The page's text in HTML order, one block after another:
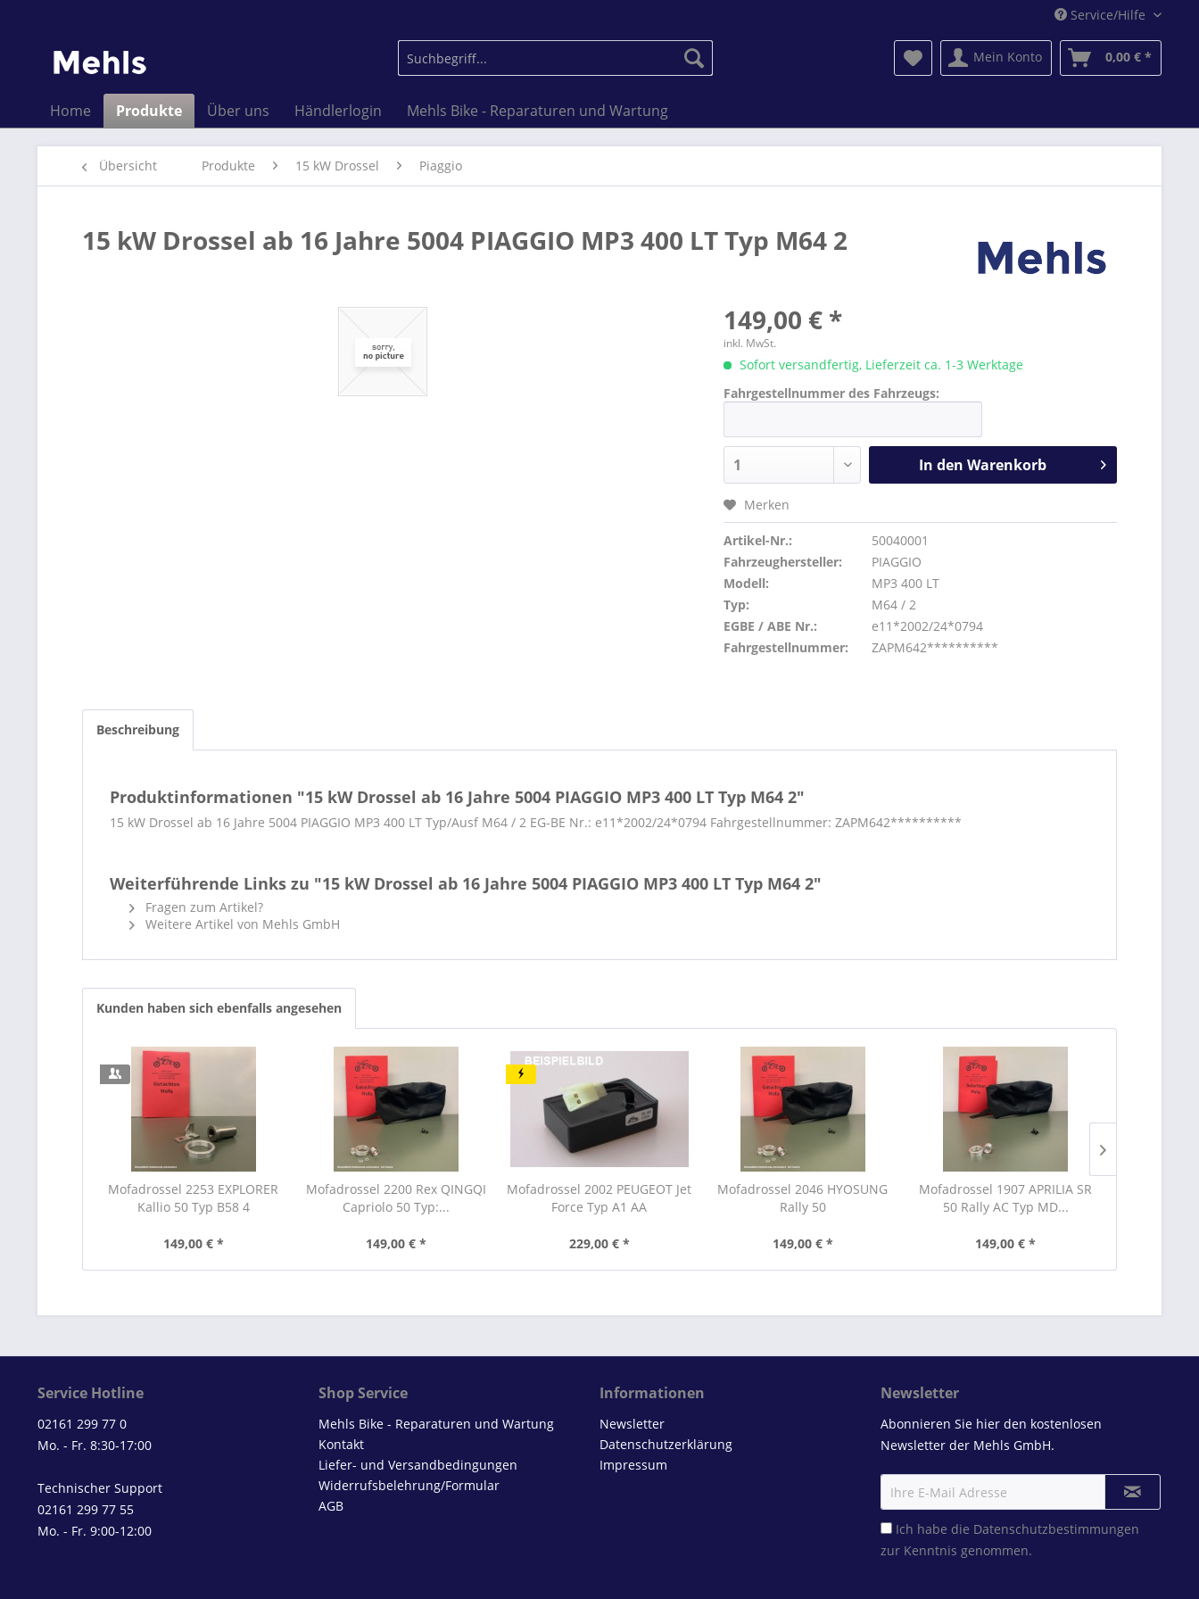
Service/Hilfe
Mein Konto 0,00 € *
Home Produkte Über uns Händlerlogin Mehls Bike - Reparaturen und Wartung
Übersicht Produkte 15 kW Drossel Piaggio
15 kW Drossel ab 16 Jahre 5004 PIAGGIO MP3 400 LT Typ M64 2
149,00 € *
inkl. MwSt.
Sofort versandfertig, Lieferzeit ca. 1-3 Werktage
Fahrgestellnummer des Fahrzeugs:
In den Warenkorb
Merken
Artikel-Nr.:
50040001
Fahrzeughersteller:
PIAGGIO
Modell:
MP3 400 LT
Typ:
M64 / 2
EGBE / ABE Nr.:
e11*2002/24*0794
Fahrgestellnummer:
ZAPM642**********
Beschreibung
Produktinformationen "15 kW Drossel ab 16 Jahre 5004 PIAGGIO MP3 400 LT Typ M64 2"
15 kW Drossel ab 16 Jahre 5004 PIAGGIO MP3 400 LT Typ/Ausf M64 / 2 EG-BE Nr.: e11*2002/24*0794 Fahrgestellnummer: ZAPM642**********
Weiterführende Links zu "15 kW Drossel ab 16 Jahre 5004 PIAGGIO MP3 400 LT Typ M64 2"
Fragen zum Artikel?
Weitere Artikel von Mehls GmbH
Kunden haben sich ebenfalls angesehen
Mofadrossel 2253 EXPLORER
Kallio 50 Typ B58 4
149,00 € *
Mofadrossel 2200 Rex QINGQI
Capriolo 50 Typ:...
149,00 € *
Mofadrossel 2002 PEUGEOT Jet
Force Typ A1 AA
229,00 € *
Mofadrossel 2046 HYOSUNG
Rally 50
149,00 € *
Mofadrossel 1907 APRILIA SR
50 Rally AC Typ MD...
149,00 € *
Service Hotline
02161 299 77 0
Mo. - Fr. 8:30-17:00
Technischer Support
02161 299 77 55
Mo. - Fr. 9:00-12:00
Shop Service
Mehls Bike - Reparaturen und Wartung
Kontakt
Liefer- und Versandbedingungen
Widerrufsbelehrung/Formular
AGB
Informationen
Newsletter
Datenschutzerklärung
Impressum
Newsletter
Abonnieren Sie hier den kostenlosen
Newsletter der Mehls GmbH.
Ich habe die Datenschutzbestimmungen
zur Kenntnis genommen.